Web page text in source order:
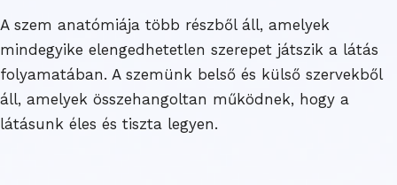
A szem anatómiája több részből áll, amelyek
mindegyike elengedhetetlen szerepet játszik a látás
folyamatában. A szemünk belső és külső szervekből
áll, amelyek összehangoltan működnek, hogy a
látásunk éles és tiszta legyen.